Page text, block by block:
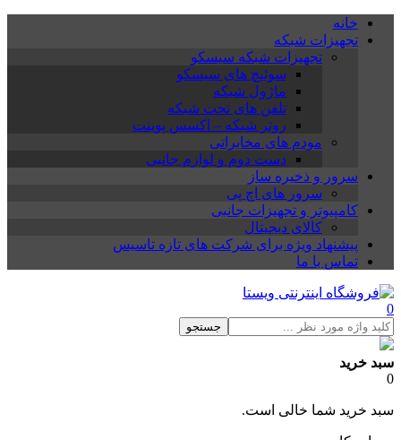
خانه
تجهیزات شبکه
تجهیزات شبکه سیسکو
سوئیچ های سیسکو
ماژول شبکه
تلفن های تحت شبکه
روتر شبکه – اکسس پوینت
مودم های مخابراتی
دست دوم و لوازم جانبی
سرور و ذخیره ساز
سرور های اچ پی
کامپیوتر و تجهیزات جانبی
کالای دیجیتال
پیشنهاد ویژه برای شرکت های تازه تاسیس
تماس با ما
0
جستجو
سبد خرید
0
سبد خرید شما خالی است.